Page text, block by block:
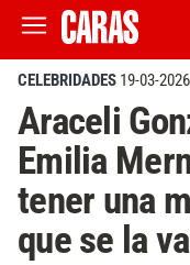
CELEBRIDADES 19-03-
Araceli
Emilia
tener una
que se la